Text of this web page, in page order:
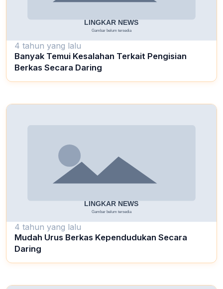
4 tahun yang lalu
Banyak Temui Kesalahan Terkait Pengisian
Berkas Secara Daring
4 tahun yang lalu
Mudah Urus Berkas Kependudukan Secara
Daring